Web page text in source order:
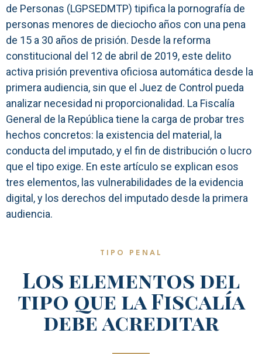
de Personas (LGPSEDMTP) tipifica la pornografía de
personas menores de dieciocho años con una pena
de 15 a 30 años de prisión. Desde la reforma
constitucional del 12 de abril de 2019, este delito
activa prisión preventiva oficiosa automática desde la
primera audiencia, sin que el Juez de Control pueda
analizar necesidad ni proporcionalidad. La Fiscalía
General de la República tiene la carga de probar tres
hechos concretos: la existencia del material, la
conducta del imputado, y el fin de distribución o lucro
que el tipo exige. En este artículo se explican esos
tres elementos, las vulnerabilidades de la evidencia
digital, y los derechos del imputado desde la primera
audiencia.
TIPO PENAL
Los elementos del
tipo que la Fiscalía
debe acreditar